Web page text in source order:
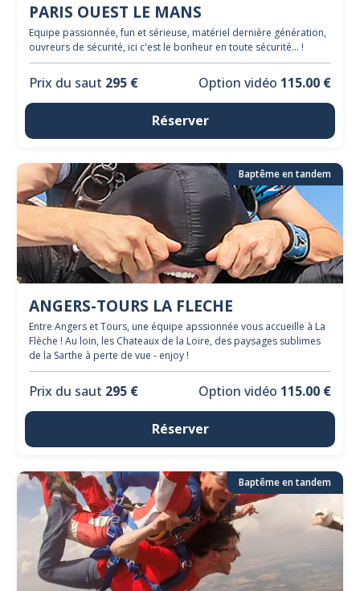
PARIS OUEST LE MANS
Equipe passionnée, fun et sérieuse, matériel dernière génération,
ouvreurs de sécurité, ici c'est le bonheur en toute sécurité... !
Prix du saut 295 € Option vidéo 115.00 €
Réserver
Baptême en tandem
ANGERS-TOURS LA FLECHE
Entre Angers et Tours, une équipe apssionnée vous accueille à La
Flèche ! Au loin, les Chateaux de la Loire, des paysages sublimes
de la Sarthe à perte de vue - enjoy !
Prix du saut 295 € Option vidéo 115.00 €
Réserver
Baptême en tandem